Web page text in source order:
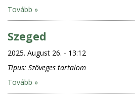
Tovább »
Szeged
2025. August 26. - 13:12
Típus: Szöveges tartalom
Tovább »